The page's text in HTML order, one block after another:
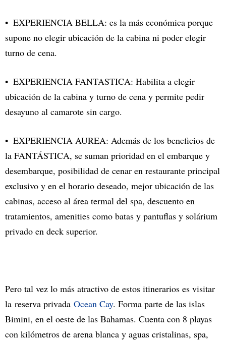
EXPERIENCIA BELLA: es la más económica porque
supone no elegir ubicación de la cabina ni poder elegir
turno de cena.
EXPERIENCIA FANTASTICA: Habilita a elegir
ubicación de la cabina y turno de cena y permite pedir
desayuno al camarote sin cargo.
EXPERIENCIA AUREA: Además de los beneficios de
la FANTÁSTICA, se suman prioridad en el embarque y
desembarque, posibilidad de cenar en restaurante principal
exclusivo y en el horario deseado, mejor ubicación de las
cabinas, acceso al área termal del spa, descuento en
tratamientos, amenities como batas y pantuflas y solárium
privado en deck superior.
Pero tal vez lo más atractivo de estos itinerarios es visitar
la reserva privada Ocean Cay. Forma parte de las islas
Bimini, en el oeste de las Bahamas. Cuenta con 8 playas
con kilómetros de arena blanca y aguas cristalinas, spa,